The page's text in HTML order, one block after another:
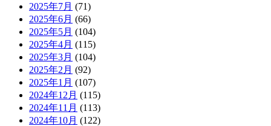
2025年7月 (71)
2025年6月 (66)
2025年5月 (104)
2025年4月 (115)
2025年3月 (104)
2025年2月 (92)
2025年1月 (107)
2024年12月 (115)
2024年11月 (113)
2024年10月 (122)